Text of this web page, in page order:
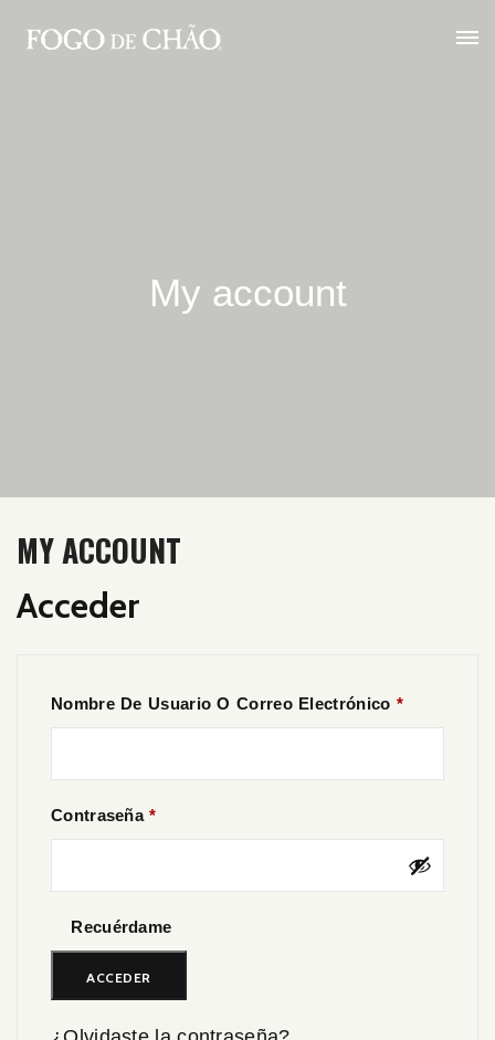
My account
MY ACCOUNT
Acceder
Nombre De Usuario O Correo Electrónico *Obligatorio
Contraseña*Obligatorio
Recuérdame
ACCEDER